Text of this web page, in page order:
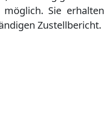
Sie erhalten
Zustellbericht.